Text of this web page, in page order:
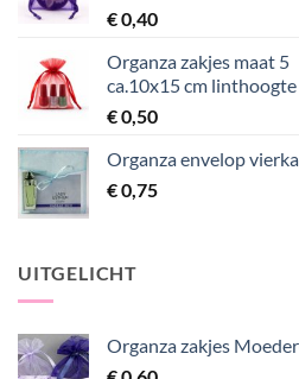
€0,40
Organza zakjes maat 5
ca.10x15 cm linthoogte
€0,50
Organza envelop
€0,75
UITGELICHT
Organza zakjes